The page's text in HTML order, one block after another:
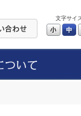
文字サイ
小